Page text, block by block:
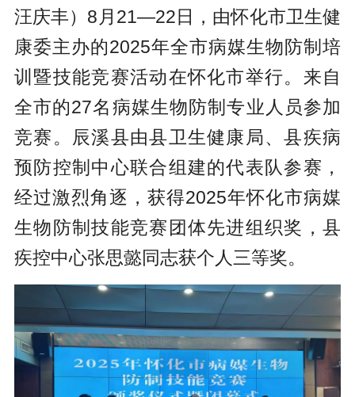
汪庆丰）8月21—22日，由怀化市卫生健
康委主办的2025年全市病媒生物防制培
训暨技能竞赛活动在怀化市举行。来自
全市的27名病媒生物防制专业人员参加
竞赛。辰溪县由县卫生健康局、县疾病
预防控制中心联合组建的代表队参赛，
经过激烈角逐，获得2025年怀化市病媒
生物防制技能竞赛团体先进组织奖，县
疾控中心张思懿同志获个人三等奖。